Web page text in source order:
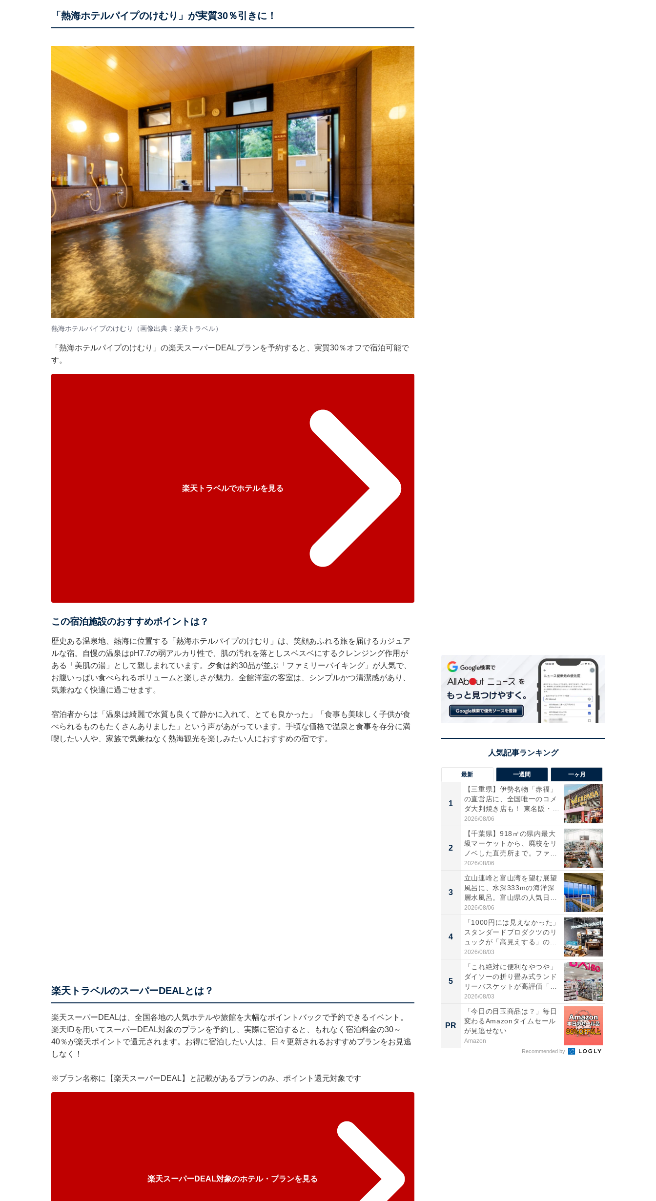
「熱海ホテルパイプのけむり」が実質30％引きに！
熱海ホテルパイプのけむり（画像出典：楽天トラベル）
「熱海ホテルパイプのけむり」の楽天スーパーDEALプランを予約すると、実質30％オフで宿泊可能で
す。
楽天トラベルでホテルを見る
この宿泊施設のおすすめポイントは？
歴史ある温泉地、熱海に位置する「熱海ホテルパイプのけむり」は、笑顔あふれる旅を届けるカジュア
ルな宿。自慢の温泉はpH7.7の弱アルカリ性で、肌の汚れを落としスベスベにするクレンジング作用が
ある「美肌の湯」として親しまれています。夕食は約30品が並ぶ「ファミリーバイキング」が人気で、
お腹いっぱい食べられるボリュームと楽しさが魅力。全館洋室の客室は、シンプルかつ清潔感があり、
気兼ねなく快適に過ごせます。
宿泊者からは「温泉は綺麗で水質も良くて静かに入れて、とても良かった」「食事も美味しく子供が食
べられるものもたくさんありました」という声があがっています。手頃な価格で温泉と食事を存分に満
喫したい人や、家族で気兼ねなく熱海観光を楽しみたい人におすすめの宿です。
楽天トラベルのスーパーDEALとは？
楽天スーパーDEALは、全国各地の人気ホテルや旅館を大幅なポイントバックで予約できるイベント。
楽天IDを用いてスーパーDEAL対象のプランを予約し、実際に宿泊すると、もれなく宿泊料金の30～
40％が楽天ポイントで還元されます。お得に宿泊したい人は、日々更新されるおすすめプランをお見逃
しなく！
※プラン名称に【楽天スーパーDEAL】と記載があるプランのみ、ポイント還元対象です
楽天スーパーDEAL対象のホテル・プランを見る
最新 一週間 一ヶ月
1
【三重県】伊勢名物「赤福」
の直営店に、全国唯一のコメ
ダ大判焼き店も！ 東名阪・
伊...
2026/08/06
2
【千葉県】918㎡の県内最大
級マーケットから、廃校をリ
ノベした直売所まで。ファ
ー...
2026/08/06
3
立山連峰と富山湾を望む展望
風呂に、水深333mの海洋深
層水風呂。富山県の人気日
帰...
2026/08/06
4
「1000円には見えなかった」
スタンダードプロダクツのリ
ュックが「高見えする」の...
2026/08/03
5
「これ絶対に便利なやつや」
ダイソーの折り畳み式ランド
リーバスケットが高評価「使
わ...
2026/08/03
PR
「今日の目玉商品は？」毎日
変わるAmazonタイムセール
が見逃せない
Amazon
Recommended by